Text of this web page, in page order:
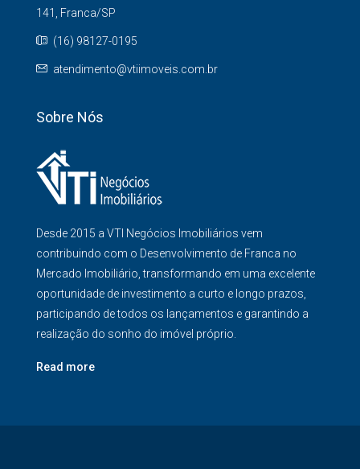
141, Franca/SP
(16) 98127-0195
atendimento@vtiimoveis.com.br
Sobre Nós
Desde 2015 a VTI Negócios Imobiliários vem
contribuindo com o Desenvolvimento de Franca no
Mercado Imobiliário, transformando em uma excelente
oportunidade de investimento a curto e longo prazos,
participando de todos os lançamentos e garantindo a
realização do sonho do imóvel próprio.
Read more